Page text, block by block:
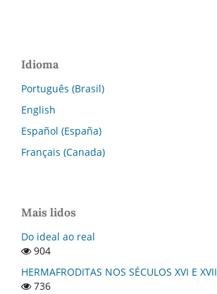
Idioma
Português (Brasil)
English
Español (España)
Français (Canada)
Mais lidos
Do ideal ao real
904
HERMAFRODITAS NOS SÉCULOS XVI E XVII
736